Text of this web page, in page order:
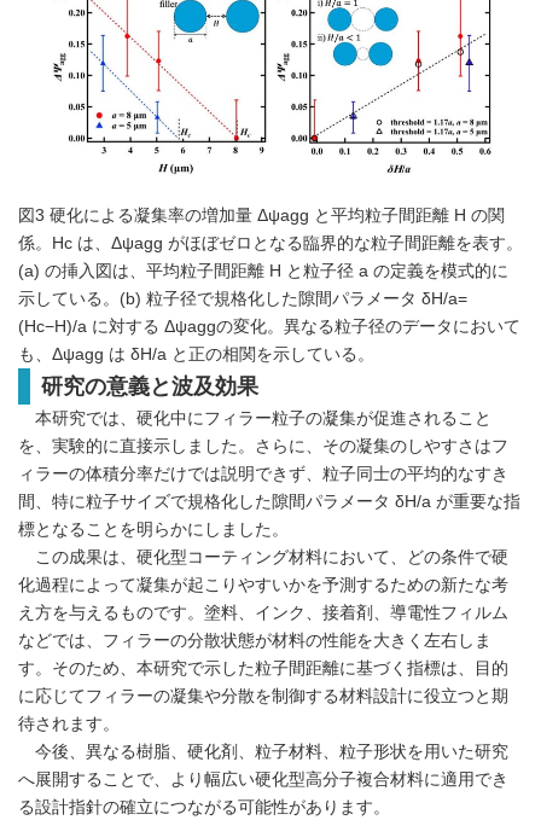
図3 硬化による凝集率の増加量 Δψagg と平均粒子間距離 H の関
係。Hc は、Δψagg がほぼゼロとなる臨界的な粒子間距離を表す。
(a) の挿入図は、平均粒子間距離 H と粒子径 a の定義を模式的に
示している。(b) 粒子径で規格化した隙間パラメータ δH/a=
(Hc−H)/a に対する Δψaggの変化。異なる粒子径のデータにおいて
も、Δψagg は δH/a と正の相関を示している。
研究の意義と波及効果
本研究では、硬化中にフィラー粒子の凝集が促進されること
を、実験的に直接示しました。さらに、その凝集のしやすさはフ
ィラーの体積分率だけでは説明できず、粒子同士の平均的なすき
間、特に粒子サイズで規格化した隙間パラメータ δH/a が重要な指
標となることを明らかにしました。
この成果は、硬化型コーティング材料において、どの条件で硬
化過程によって凝集が起こりやすいかを予測するための新たな考
え方を与えるものです。塗料、インク、接着剤、導電性フィルム
などでは、フィラーの分散状態が材料の性能を大きく左右しま
す。そのため、本研究で示した粒子間距離に基づく指標は、目的
に応じてフィラーの凝集や分散を制御する材料設計に役立つと期
待されます。
今後、異なる樹脂、硬化剤、粒子材料、粒子形状を用いた研究
へ展開することで、より幅広い硬化型高分子複合材料に適用でき
る設計指針の確立につながる可能性があります。